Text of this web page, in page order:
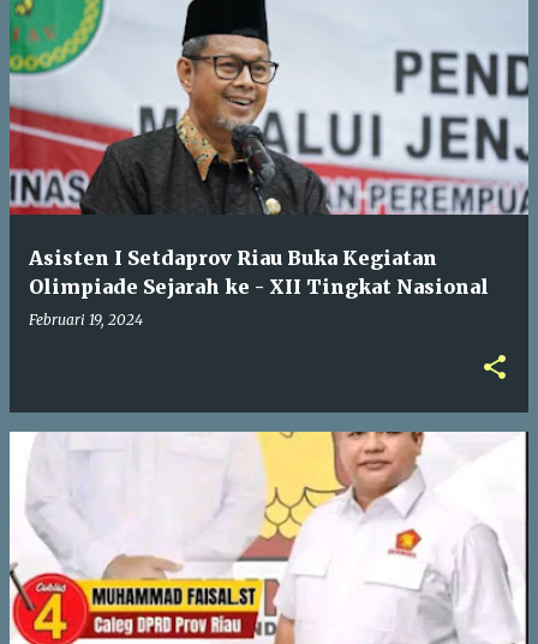
Asisten I Setdaprov Riau Buka Kegiatan
Olimpiade Sejarah ke - XII Tingkat Nasional
Februari 19, 2024